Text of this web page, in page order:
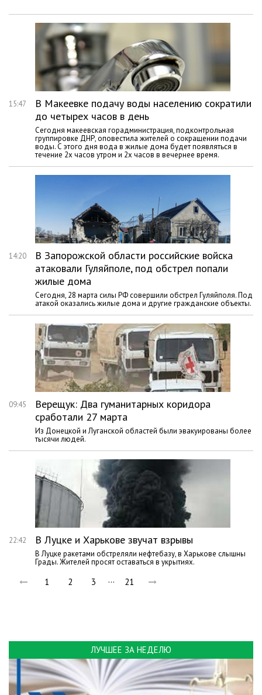
15:47
В Макеевке подачу воды населению сократили
до четырех часов в день
Сегодня макеевская горадминистрация, подконтрольная
группировке ДНР, оповестила жителей о сокращении подачи
воды. С этого дня вода в жилые дома будет появляться в
течение 2х часов утром и 2х часов в вечернее время.
14:20
В Запорожской области российские войска
атаковали Гуляйполе, под обстрел попали
жилые дома
Сегодня, 28 марта силы РФ совершили обстрел Гуляйполя. Под
атакой оказались жилые дома и другие гражданские объекты.
09:45
Верещук: Два гуманитарных коридора
сработали 27 марта
Из Донецкой и Луганской областей были эвакуированы более
тысячи людей.
22:42 В Луцке и Харькове звучат взрывы
В Луцке ракетами обстреляли нефтебазу, в Харькове слышны
Грады. Жителей просят оставаться в укрытиях.
1 2 3 … 21
ЛУЧШЕЕ ЗА НЕДЕЛЮ